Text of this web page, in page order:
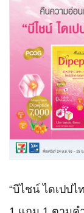
“บีไชน์ ไดเปป